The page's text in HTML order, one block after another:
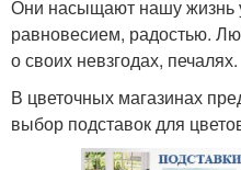
Они насыщают нашу жизнь
равновесием, радостью.
о своих невзгодах, печалях.
В цветочных магазинах
выбор подставок для